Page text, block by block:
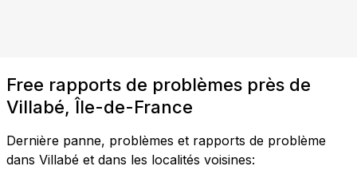
Free rapports de problèmes près de
Villabé, Île-de-France
Dernière panne, problèmes et rapports de problème
dans Villabé et dans les localités voisines: